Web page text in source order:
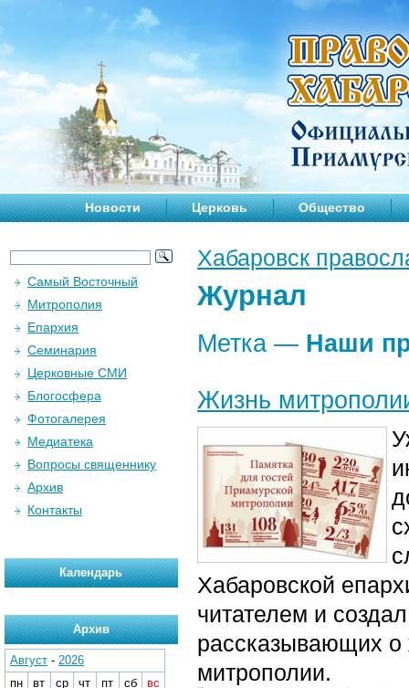
Новости Церковь Общество
Хабаровск
Журнал
Метка — Наши
Жизнь
Хабаровской
читателем и
рассказывающих о
митрополии.
Самый Восточный
Митрополия
Епархия
Семинария
Церковные СМИ
Блогосфера
Фотогалерея
Медиатека
Вопросы священнику
Архив
Контакты
Календарь
Архив
Август - 2026
пн
вт ср чт пт сб
вс